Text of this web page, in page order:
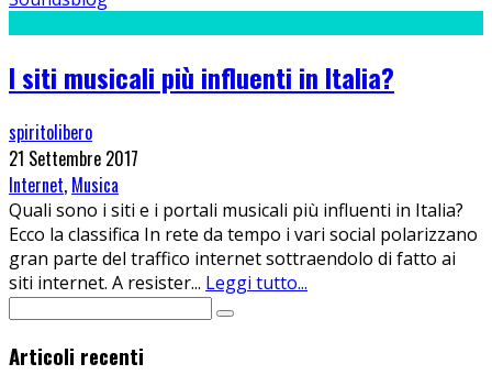
I siti musicali più influenti in Italia?
spiritolibero
21 Settembre 2017
Internet, Musica
Quali sono i siti e i portali musicali più influenti in Italia?
Ecco la classifica In rete da tempo i vari social polarizzano
gran parte del traffico internet sottraendolo di fatto ai
siti internet. A resister... Leggi tutto...
Articoli recenti